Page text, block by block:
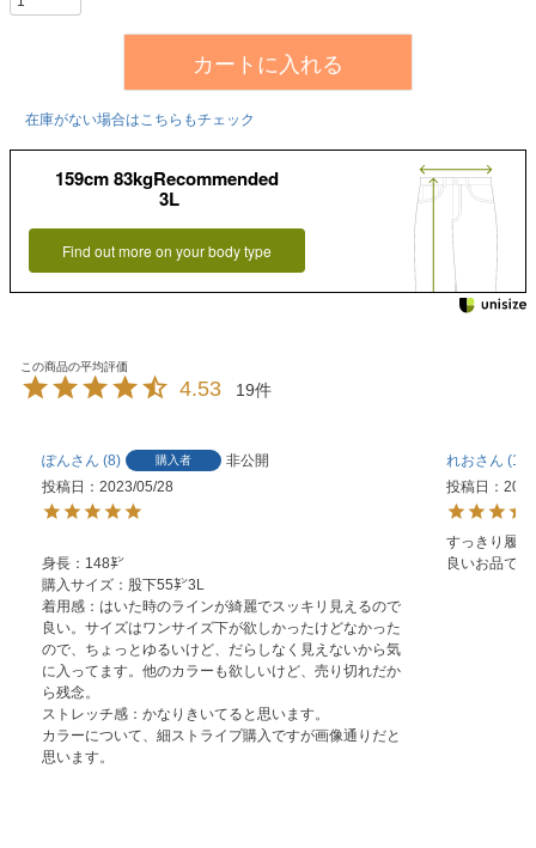
カートに入れる
在庫がない場合はこちらもチェック
159cm 83kgRecommended
3L
Find out more on your body type
4.53 19
ぽん 8 購入者
非公開
投稿日
2023/05/28
身長：148㌢
購入サイズ：股下55㌢3L
着用感：はいた時のラインが綺麗でスッキリ見えるので
良い。サイズはワンサイズ下が欲しかったけどなかった
ので、ちょっとゆるいけど、だらしなく見えないから気
に入ってます。他のカラーも欲しいけど、売り切れだか
ら残念。
ストレッチ感：かなりきいてると思います。
カラーについて、細ストライプ購入ですが画像通りだと
思います。
れお
18
投稿日
すっきり履
良いお品です